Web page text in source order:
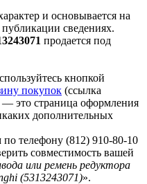
и основывается на
сведениях.
продается под
кнопкой
покупок (ссылка
это страница оформления
дополнительных
телефону (812) 910-80-10
совместимость вашей
или ремень редуктора
(5313243071)».